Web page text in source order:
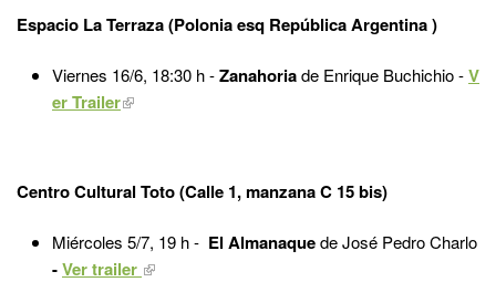
Espacio La Terraza (Polonia esq República Argentina )
Viernes 16/6, 18:30 h -Zanahoriade Enrique Buchichio -V
er Trailer
Centro Cultural Toto (Calle 1, manzana C 15 bis)
Miércoles 5/7, 19 h - El Almanaquede José Pedro Charlo
-Ver trailer